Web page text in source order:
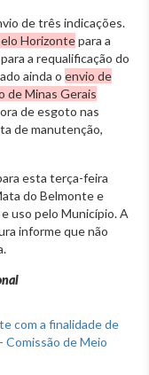
de três indicações.
Horizontepara a
a requalificação do
ainda o envio de
de Minas Gerais
de esgoto nas
de manutenção,
esta terça-feira
do Belmonte e
uso pelo Município. A
informe que não